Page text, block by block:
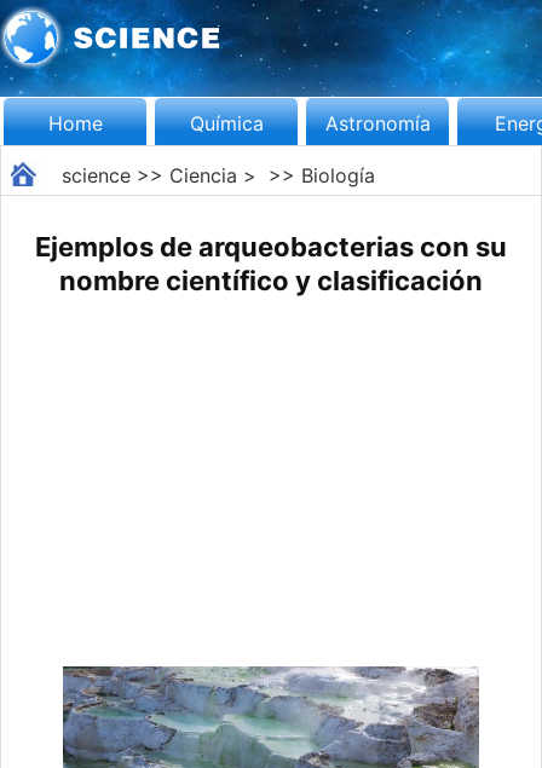
Home Química Astronomía
science>> Ciencia > >> Biología
Ejemplos de arqueobacterias con su
nombre científico y clasificación